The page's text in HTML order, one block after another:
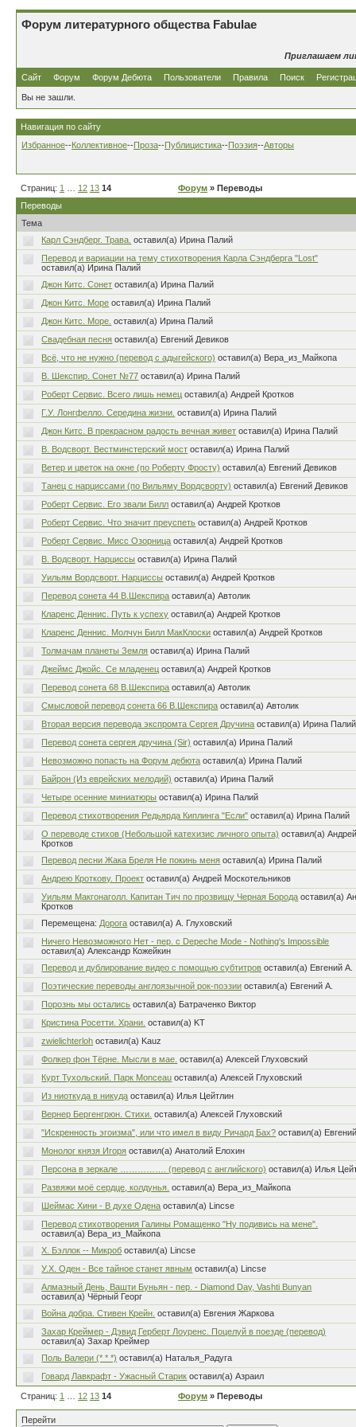
Форум литературного общества Fabulae
Приглашаем
Сайт Форум Форум Дебюта Пользователи Правила Поиск
Вы не зашли.
Навигация по сайту
Избранное--Коллективное--Проза--Публицистика--Поэзия--Авторы
Страниц: 1 12 13 14 Форум » Переводы
Переводы
Тема
Карл Сэндберг. Трава. оставил(а) Ирина Палий
Перевод и вариации на тему стихотворения Карла Сэндберга "Lost"
оставил(а) Ирина Палий
Джон Китс. Сонет оставил(а) Ирина Палий
Джон Китс. Море оставил(а) Ирина Палий
Джон Китс. Море. оставил(а) Ирина Палий
Свадебная песня оставил(а) Евгений Девиков
Всё, что не нужно (перевод с адыгейского) оставил(а) Вера_из_Майкопа
В. Шекспир. Сонет №77 оставил(а) Ирина Палий
Роберт Сервис. Всего лишь немец оставил(а) Андрей Кротков
Г.У. Лонгфелло. Середина жизни. оставил(а) Ирина Палий
Джон Китс. В прекрасном радость вечная живет оставил(а) Ирина Палий
В. Водсворт. Вестминстерский мост оставил(а) Ирина Палий
Ветер и цветок на окне (по Роберту Фросту) оставил(а) Евгений Девиков
Танец с нарциссами (по Вильяму Вордсворту) оставил(а) Евгений Девиков
Роберт Сервис. Его звали Билл оставил(а) Андрей Кротков
Роберт Сервис. Что значит преуспеть оставил(а) Андрей Кротков
Роберт Сервис. Мисс Озорница оставил(а) Андрей Кротков
В. Водсворт. Нарциссы оставил(а) Ирина Палий
Уильям Вордсворт. Нарциссы оставил(а) Андрей Кротков
Перевод сонета 44 В.Шекспира оставил(а) Автолик
Кларенс Деннис. Путь к успеху оставил(а) Андрей Кротков
Кларенс Деннис. Молчун Билл МакКлоски оставил(а) Андрей Кротков
Толмачам планеты Земля оставил(а) Ирина Палий
Джеймс Джойс. Се младенец оставил(а) Андрей Кротков
Перевод сонета 68 В.Шекспира оставил(а) Автолик
Смысловой перевод сонета 66 В.Шекспира оставил(а) Автолик
Вторая версия перевода экспромта Сергея Дручина оставил(а) Ирина Палий
Перевод сонета сергея дручина (Sir) оставил(а) Ирина Палий
Невозможно попасть на Форум дебюта оставил(а) Ирина Палий
Байрон (Из еврейских мелодий) оставил(а) Ирина Палий
Четыре осенние миниатюры оставил(а) Ирина Палий
Перевод стихотворения Редьярда Киплинга "Если" оставил(а) Ирина Палий
О переводе стихов (Небольшой катехизис личного опыта) оставил(а)
Кротков
Перевод песни Жака Бреля Не покинь меня оставил(а) Ирина Палий
Андрею Кроткову. Проект оставил(а) Андрей Москотельников
Уильям Макгонаголл. Капитан Тич по прозвищу Черная Борода оставил(а)
Кротков
Перемещена: Дорога оставил(а) А. Глуховский
Ничего Невозможного Нет - пер. с Depeche Mode - Nothing's Impossible
оставил(а) Александр Кожейкин
Перевод и дублирование видео с помощью субтитров оставил(а) Евгений А.
Поэтические переводы англоязычной рок-поэзии оставил(а) Евгений А.
Порознь мы остались оставил(а) Батраченко Виктор
Кристина Росетти. Храни. оставил(а) KT
zwielichterloh оставил(а) Kauz
Фолкер фон Тёрне. Мысли в мае. оставил(а) Алексей Глуховский
Курт Тухольский. Парк Monceau оставил(а) Алексей Глуховский
Из ниоткуда в никуда оставил(а) Илья Цейтлин
Вернер Бергенгрюн. Стихи. оставил(а) Алексей Глуховский
"Искренность эгоизма", или что имел в виду Ричард Бах? оставил(а)
Монолог князя Игоря оставил(а) Анатолий Елохин
Персона в зеркале ……………. (перевод с английского) оставил(а) Илья
Развяжи моё сердце, колдунья. оставил(а) Вера_из_Майкопа
Шеймас Хини - В духе Одена оставил(а) Lincse
Перевод стихотворения Галины Ромащенко "Ну подивись на мене".
оставил(а) Вера_из_Майкопа
Х. Бэллок -- Микроб оставил(а) Lincse
У.Х. Оден - Все тайное станет явным оставил(а) Lincse
Алмазный День, Вашти Буньян - пер. - Diamond Day, Vashti Bunyan
оставил(а) Чёрный Георг
Война добра. Стивен Крейн. оставил(а) Евгения Жаркова
Захар Креймер - Дэвид Герберт Лоуренс. Поцелуй в поезде (перевод)
оставил(а) Захар Креймер
Поль Валери (* * *) оставил(а) Наталья_Радуга
Говард Лавкрафт - Ужасный Старик оставил(а) Азраил
Страниц: 1 12 13 14 Форум » Переводы
Перейти